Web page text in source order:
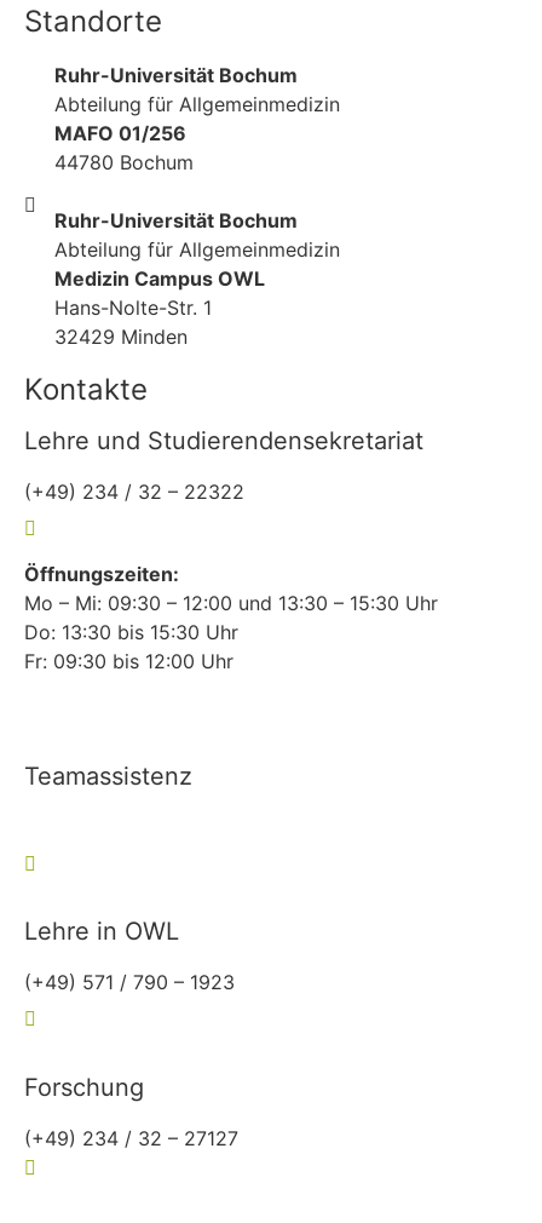
Standorte
Ruhr-Universität Bochum
Abteilung für Allgemeinmedizin
MAFO 01/256
44780 Bochum
Ruhr-Universität Bochum
Abteilung für Allgemeinmedizin
Medizin Campus OWL
Hans-Nolte-Str. 1
32429 Minden
Kontakte
Lehre und Studierendensekretariat
(+49) 234 / 32 – 22322
Öffnungszeiten:
Mo – Mi: 09:30 – 12:00 und 13:30 – 15:30 Uhr
Do: 13:30 bis 15:30 Uhr
Fr: 09:30 bis 12:00 Uhr
Teamassistenz
Lehre in OWL
(+49) 571 / 790 – 1923
Forschung
(+49) 234 / 32 – 27127